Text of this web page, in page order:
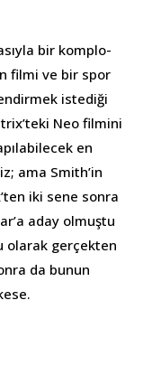
bir komplo-
filmi ve bir spor
istediği
Neo filmini
en
ama Smith’in
iki sene sonra
aday olmuştu
olarak gerçekten
da bunun